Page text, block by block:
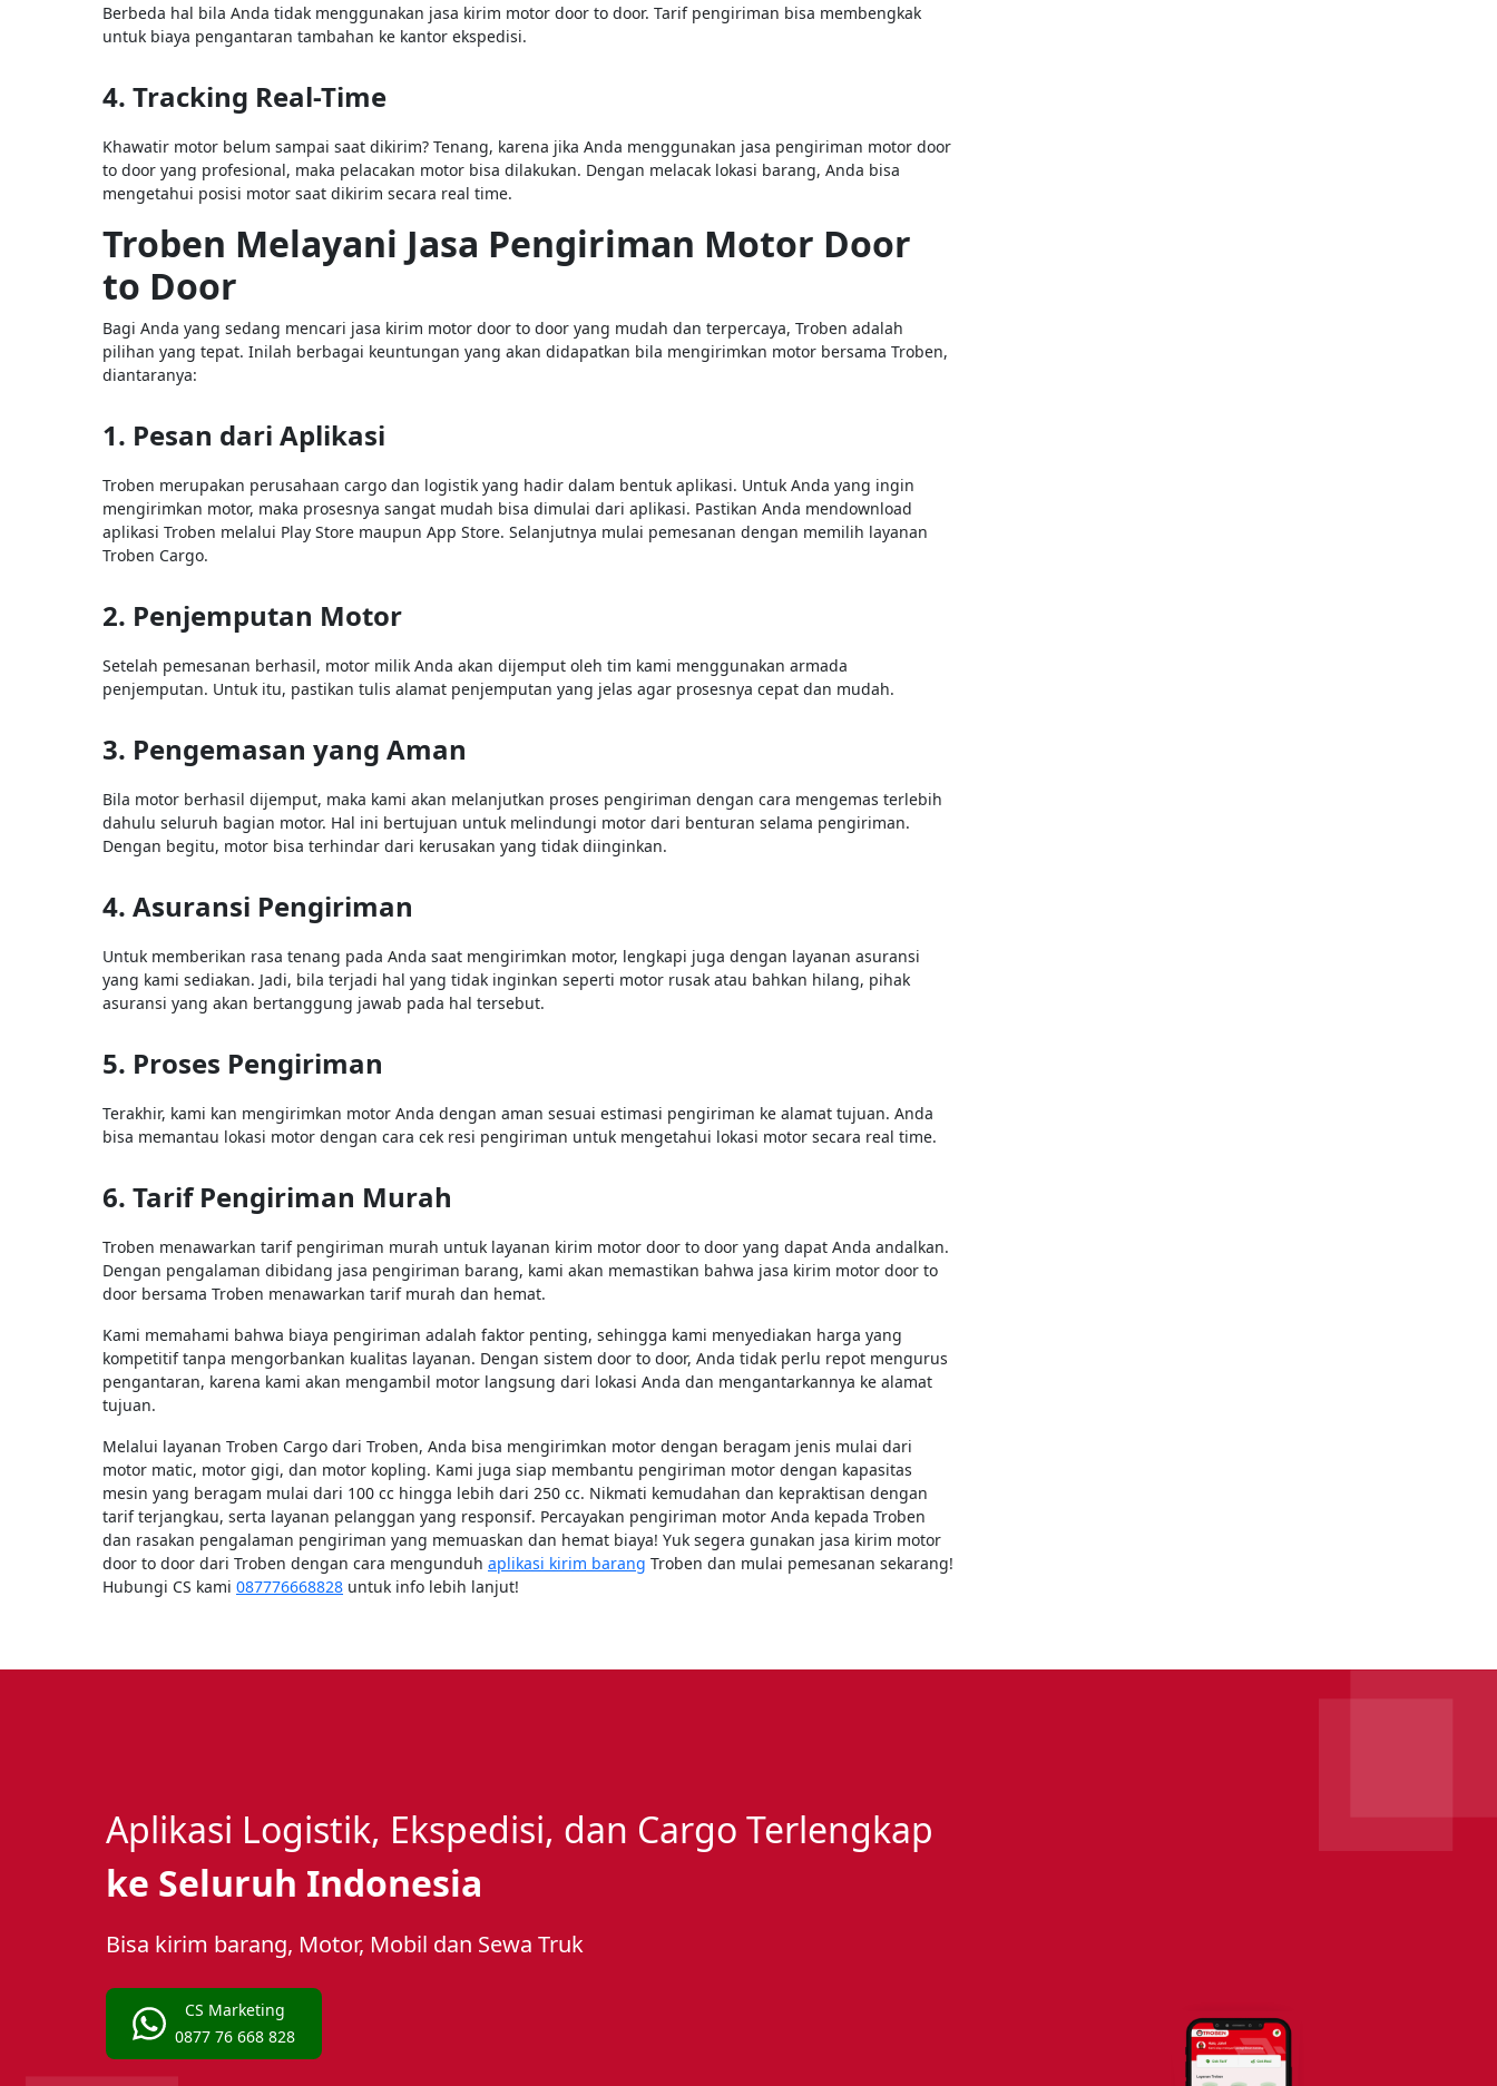
Berbeda hal bila Anda tidak menggunakan jasa kirim motor door to door. Tarif pengiriman bisa membengkak
untuk biaya pengantaran tambahan ke kantor ekspedisi.
4. Tracking Real-Time
Khawatir motor belum sampai saat dikirim? Tenang, karena jika Anda menggunakan jasa pengiriman motor door
to door yang profesional, maka pelacakan motor bisa dilakukan. Dengan melacak lokasi barang, Anda bisa
mengetahui posisi motor saat dikirim secara real time.
Troben Melayani Jasa Pengiriman Motor Door
to Door
Bagi Anda yang sedang mencari jasa kirim motor door to door yang mudah dan terpercaya, Troben adalah
pilihan yang tepat. Inilah berbagai keuntungan yang akan didapatkan bila mengirimkan motor bersama Troben,
diantaranya:
1. Pesan dari Aplikasi
Troben merupakan perusahaan cargo dan logistik yang hadir dalam bentuk aplikasi. Untuk Anda yang ingin
mengirimkan motor, maka prosesnya sangat mudah bisa dimulai dari aplikasi. Pastikan Anda mendownload
aplikasi Troben melalui Play Store maupun App Store. Selanjutnya mulai pemesanan dengan memilih layanan
Troben Cargo.
2. Penjemputan Motor
Setelah pemesanan berhasil, motor milik Anda akan dijemput oleh tim kami menggunakan armada
penjemputan. Untuk itu, pastikan tulis alamat penjemputan yang jelas agar prosesnya cepat dan mudah.
3. Pengemasan yang Aman
Bila motor berhasil dijemput, maka kami akan melanjutkan proses pengiriman dengan cara mengemas terlebih
dahulu seluruh bagian motor. Hal ini bertujuan untuk melindungi motor dari benturan selama pengiriman.
Dengan begitu, motor bisa terhindar dari kerusakan yang tidak diinginkan.
4. Asuransi Pengiriman
Untuk memberikan rasa tenang pada Anda saat mengirimkan motor, lengkapi juga dengan layanan asuransi
yang kami sediakan. Jadi, bila terjadi hal yang tidak inginkan seperti motor rusak atau bahkan hilang, pihak
asuransi yang akan bertanggung jawab pada hal tersebut.
5. Proses Pengiriman
Terakhir, kami kan mengirimkan motor Anda dengan aman sesuai estimasi pengiriman ke alamat tujuan. Anda
bisa memantau lokasi motor dengan cara cek resi pengiriman untuk mengetahui lokasi motor secara real time.
6. Tarif Pengiriman Murah
Troben menawarkan tarif pengiriman murah untuk layanan kirim motor door to door yang dapat Anda andalkan.
Dengan pengalaman dibidang jasa pengiriman barang, kami akan memastikan bahwa jasa kirim motor door to
door bersama Troben menawarkan tarif murah dan hemat.
Kami memahami bahwa biaya pengiriman adalah faktor penting, sehingga kami menyediakan harga yang
kompetitif tanpa mengorbankan kualitas layanan. Dengan sistem door to door, Anda tidak perlu repot mengurus
pengantaran, karena kami akan mengambil motor langsung dari lokasi Anda dan mengantarkannya ke alamat
tujuan.
Melalui layanan Troben Cargo dari Troben, Anda bisa mengirimkan motor dengan beragam jenis mulai dari
motor matic, motor gigi, dan motor kopling. Kami juga siap membantu pengiriman motor dengan kapasitas
mesin yang beragam mulai dari 100 cc hingga lebih dari 250 cc. Nikmati kemudahan dan kepraktisan dengan
tarif terjangkau, serta layanan pelanggan yang responsif. Percayakan pengiriman motor Anda kepada Troben
dan rasakan pengalaman pengiriman yang memuaskan dan hemat biaya! Yuk segera gunakan jasa kirim motor
door to door dari Troben dengan cara mengunduh aplikasi kirim barang Troben dan mulai pemesanan sekarang!
Hubungi CS kami 087776668828 untuk info lebih lanjut!
Aplikasi Logistik, Ekspedisi, dan Cargo Terlengkap
ke Seluruh Indonesia
Bisa kirim barang, Motor, Mobil dan Sewa Truk
CS Marketing
0877 76 668 828